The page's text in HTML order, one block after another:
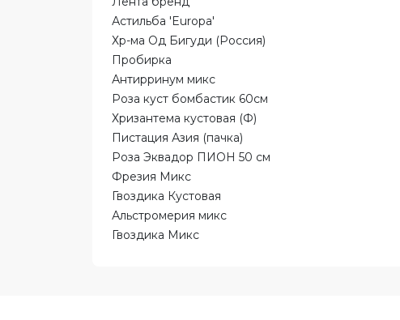
Астильба 'Europa'
Хр-ма Од Бигуди (Россия)
Пробирка
Антирринум микс
Роза куст бомбастик 60см
Хризантема кустовая (Ф)
Пистация Азия (пачка)
Роза Эквадор ПИОН 50 см
Фрезия Микс
Гвоздика Кустовая
Альстромерия микс
Гвоздика Микс